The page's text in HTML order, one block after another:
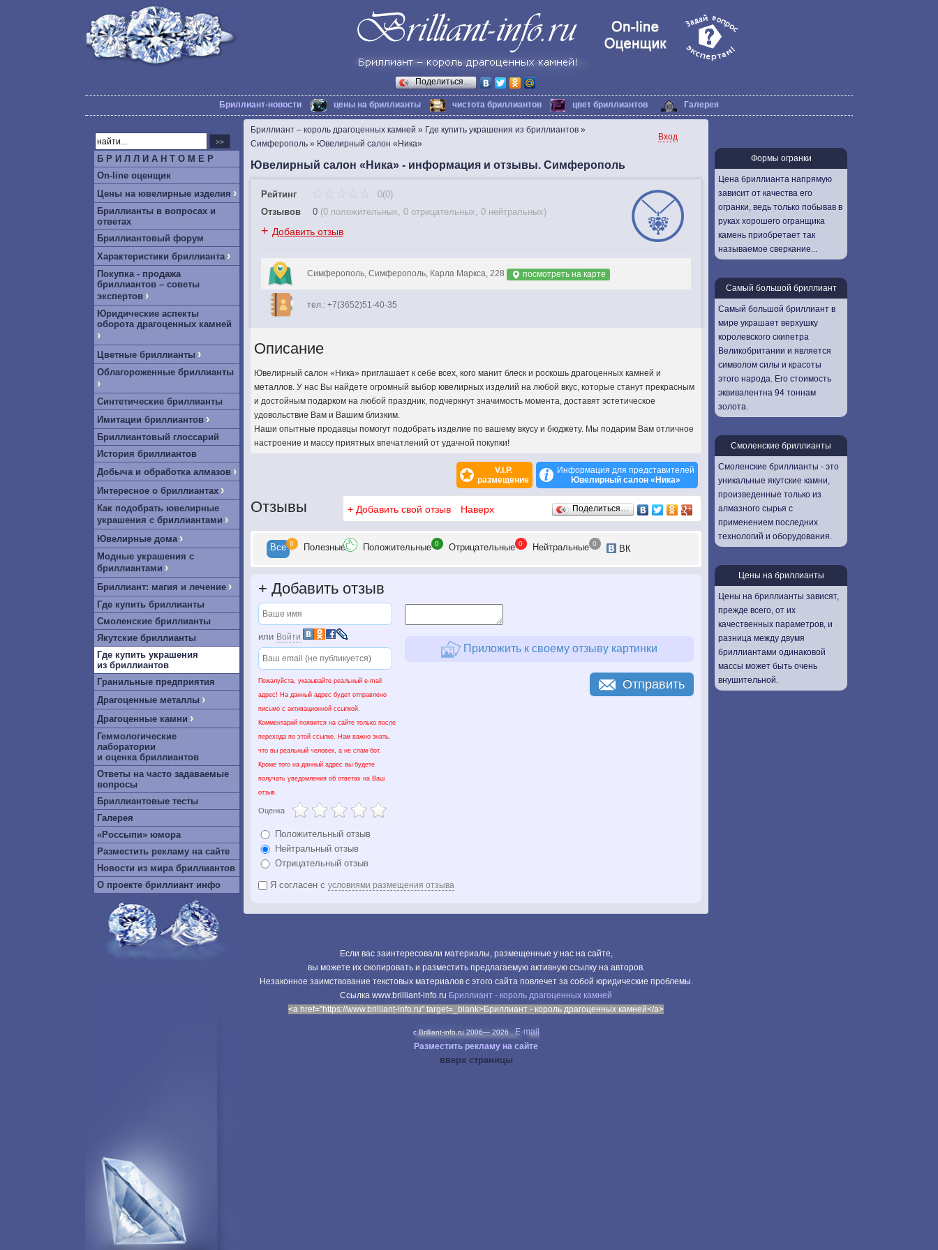
Поделиться…
Бриллиант-новости цены на бриллианты чистота бриллиантов цвет бриллиантов Галерея
Б Р И Л Л И А Н Т О М Е Р
On-line оценщик
Цены на ювелирные изделия ›
Бриллианты в вопросах и
ответах
Бриллиантовый форум
Характеристики бриллианта ›
Покупка - продажа
бриллиантов – советы
экспертов ›
Юридические аспекты
оборота драгоценных камней
›
Цветные бриллианты ›
Облагороженные бриллианты
›
Синтетические бриллианты
Имитации бриллиантов ›
Бриллиантовый глоссарий
История бриллиантов
Добыча и обработка алмазов ›
Интересное о бриллиантах ›
Как подобрать ювелирные
украшения с бриллиантами ›
Ювелирные дома ›
Модные украшения с
бриллиантами ›
Бриллиант: магия и лечение ›
Где купить бриллианты
Смоленские бриллианты
Якутские бриллианты
Где купить украшения
из бриллиантов
Гранильные предприятия
Драгоценные металлы ›
Драгоценные камни ›
Геммологические
лаборатории
и оценка бриллиантов
Ответы на часто задаваемые
вопросы
Бриллиантовые тесты
Галерея
«Россыпи» юмора
Разместить рекламу на сайте
Новости из мира бриллиантов
О проекте бриллиант инфо
Бриллиант – король драгоценных камней » Где купить украшения из бриллиантов »
Симферополь » Ювелирный салон «Ника»
Вход
Ювелирный салон «Ника» - информация и отзывы. Симферополь
Рейтинг
0(0)
Отзывов
0 (0 положительных, 0 отрицательных, 0 нейтральных)
+ Добавить отзыв
Симферополь, Симферополь, Карла Маркса, 228 посмотреть на карте
тел.: +7(3652)51-40-35
Описание
Ювелирный салон «Ника» приглашает к себе всех, кого манит блеск и роскошь драгоценных камней и
металлов. У нас Вы найдете огромный выбор ювелирных изделий на любой вкус, которые станут прекрасным
и достойным подарком на любой праздник, подчеркнут значимость момента, доставят эстетическое
удовольствие Вам и Вашим близким.
Наши опытные продавцы помогут подобрать изделие по вашему вкусу и бюджету. Мы подарим Вам отличное
настроение и массу приятных впечатлений от удачной покупки!
V.I.P.
размещение
Информация для представителей
Ювелирный салон «Ника»
Отзывы + Добавить свой отзыв Наверх Поделиться…
Все 0 Полезные Положительные 0 Отрицательные 0 Нейтральные 0 ВК
+ Добавить отзыв
или Войти
Пожалуйста, указывайте реальный e-mail
адрес! На данный адрес будет отправлено
письмо с активационной ссылкой.
Комментарий появится на сайте только после
перехода по этой ссылке. Нам важно знать,
что вы реальный человек, а не спам-бот.
Кроме того на данный адрес вы будете
получать уведомления об ответах на Ваш
отзыв.
Оценка
Положительный отзыв
Нейтральный отзыв
Отрицательный отзыв
Приложить к своему отзыву картинки
Я согласен с условиями размещения отзыва
Отправить
Если вас заинтересовали материалы, размещенные у нас на сайте,
вы можете их скопировать и разместить предлагаемую активную ссылку на авторов.
Незаконное заимствование текстовых материалов с этого сайта повлечет за собой юридические проблемы.
Cсылка www.brilliant-info.ru Бриллиант - король драгоценных камней
<a href="https://www.brilliant-info.ru" target=_blank>Бриллиант - король драгоценных камней</a>
c Brilliant-info.ru 2006— 2026
E-mail
Разместить рекламу на сайте
вверх страницы
Формы огранки
Цена бриллианта напрямую
зависит от качества его
огранки, ведь только побывав в
руках хорошего огранщика
камень приобретает так
называемое сверкание...
Самый большой бриллиант
Самый большой бриллиант в
мире украшает верхушку
королевского скипетра
Великобритании и является
символом силы и красоты
этого народа. Его стоимость
эквивалентна 94 тоннам
золота.
Смоленские бриллианты
Смоленские бриллианты - это
уникальные якутские камни,
произведенные только из
алмазного сырья с
применением последних
технологий и оборудования.
Цены на бриллианты
Цены на бриллианты зависят,
прежде всего, от их
качественных параметров, и
разница между двумя
бриллиантами одинаковой
массы может быть очень
внушительной.